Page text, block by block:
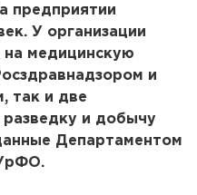
предприятии
У организации
на медицинскую
и
так и две
и добычу
Департаментом